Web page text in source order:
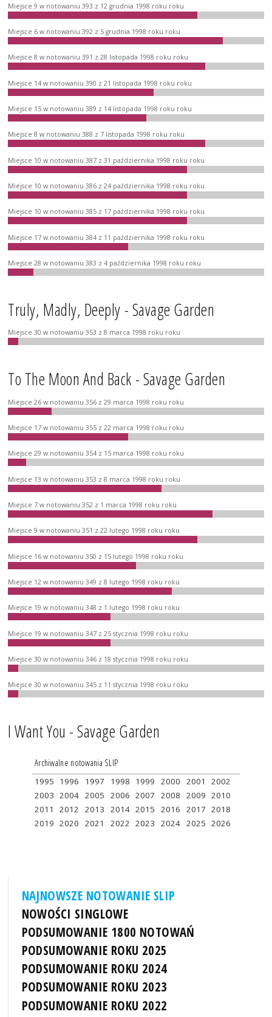
Miejsce 9 w notowaniu 393 z 12 grudnia 1998 roku roku
Miejsce 6 w notowaniu 392 z 5 grudnia 1998 roku roku
Miejsce 8 w notowaniu 391 z 28 listopada 1998 roku roku
Miejsce 14 w notowaniu 390 z 21 listopada 1998 roku roku
Miejsce 15 w notowaniu 389 z 14 listopada 1998 roku roku
Miejsce 8 w notowaniu 388 z 7 listopada 1998 roku roku
Miejsce 10 w notowaniu 387 z 31 października 1998 roku roku
Miejsce 10 w notowaniu 386 z 24 października 1998 roku roku
Miejsce 10 w notowaniu 385 z 17 października 1998 roku roku
Miejsce 17 w notowaniu 384 z 11 października 1998 roku roku
Miejsce 28 w notowaniu 383 z 4 października 1998 roku roku
Truly, Madly, Deeply - Savage Garden
Miejsce 30 w notowaniu 353 z 8 marca 1998 roku roku
To The Moon And Back - Savage Garden
Miejsce 26 w notowaniu 356 z 29 marca 1998 roku roku
Miejsce 17 w notowaniu 355 z 22 marca 1998 roku roku
Miejsce 29 w notowaniu 354 z 15 marca 1998 roku roku
Miejsce 13 w notowaniu 353 z 8 marca 1998 roku roku
Miejsce 7 w notowaniu 352 z 1 marca 1998 roku roku
Miejsce 9 w notowaniu 351 z 22 lutego 1998 roku roku
Miejsce 16 w notowaniu 350 z 15 lutego 1998 roku roku
Miejsce 12 w notowaniu 349 z 8 lutego 1998 roku roku
Miejsce 19 w notowaniu 348 z 1 lutego 1998 roku roku
Miejsce 19 w notowaniu 347 z 25 stycznia 1998 roku roku
Miejsce 30 w notowaniu 346 z 18 stycznia 1998 roku roku
Miejsce 30 w notowaniu 345 z 11 stycznia 1998 roku roku
I Want You - Savage Garden
Archiwalne notowania SLIP
1995 1996 1997 1998 1999 2000 2001
2002
2003 2004 2005 2006 2007 2008 2009 2010
2011
2012 2013 2014 2015 2016 2017 2018
2019 2020 2021 2022 2023 2024 2025 2026
NAJNOWSZE NOTOWANIE SLIP
NOWOŚCI SINGLOWE
PODSUMOWANIE 1800 NOTOWAŃ
PODSUMOWANIE ROKU 2025
PODSUMOWANIE ROKU 2024
PODSUMOWANIE ROKU 2023
PODSUMOWANIE ROKU 2022